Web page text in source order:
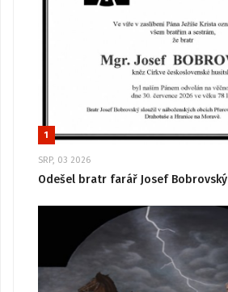
1
SRP, 03 2026
Odešel bratr farář Josef Bobrovský